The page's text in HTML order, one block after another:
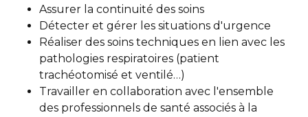
Assurer la continuité des soins
Détecter et gérer les situations d'urgence
Réaliser des soins techniques en lien avec les
pathologies respiratoires (patient
trachéotomisé et ventilé…)
Travailler en collaboration avec l'ensemble
des professionnels de santé associés à la